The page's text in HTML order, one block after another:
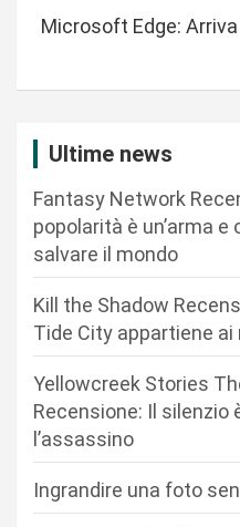
a
Microsoft Edge:
Ultime news
Fantasy Network
popolarità è un’arma e
salvare il mondo
Kill the Shadow
Tide City appartiene ai
Yellowcreek Stories
Recensione: Il silenzio
l’assassino
Ingrandire una foto